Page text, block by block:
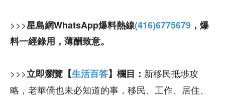
>>>星島網WhatsApp爆料熱線(416)6775679 ，爆
料一經錄用，薄酬致意。
>>>立即瀏覽【生活百答】欄目： 新移民抵埗攻
略，老華僑也未必知道的事，移民、工作、居住、